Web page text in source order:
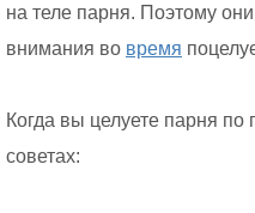
на теле парня. Поэтому
внимания во время
Когда вы целуете парня
советах: